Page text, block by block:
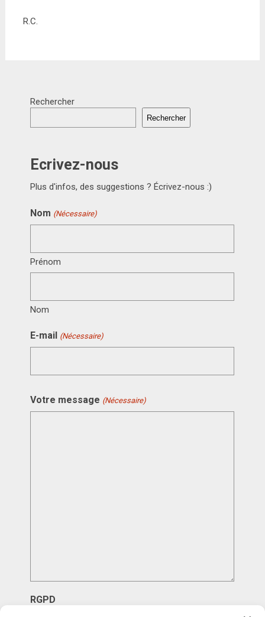
R.C.
Rechercher
Rechercher
Ecrivez-nous
Plus d'infos, des suggestions ? Écrivez-nous :)
Nom (Nécessaire)
Prénom
Nom
E-mail (Nécessaire)
Votre message (Nécessaire)
RGPD